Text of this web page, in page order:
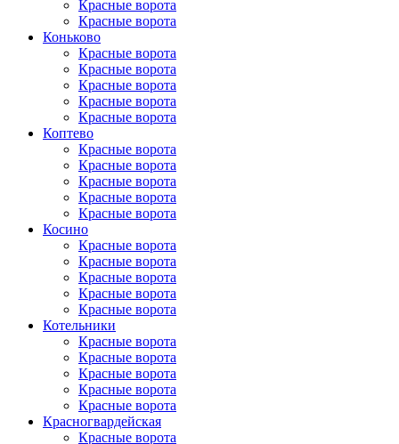
Красные ворота
Красные ворота
Коньково
Красные ворота
Красные ворота
Красные ворота
Красные ворота
Красные ворота
Коптево
Красные ворота
Красные ворота
Красные ворота
Красные ворота
Красные ворота
Косино
Красные ворота
Красные ворота
Красные ворота
Красные ворота
Красные ворота
Котельники
Красные ворота
Красные ворота
Красные ворота
Красные ворота
Красные ворота
Красногвар­дейская
Красные ворота